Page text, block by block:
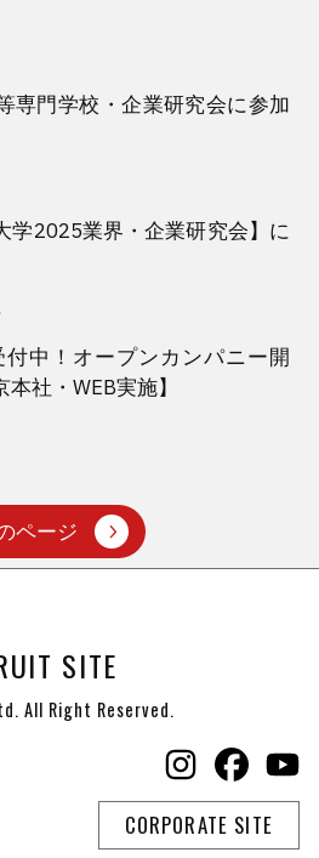
門学校・企業研究会に参加
学2025業界・企業研究会】に
中！オープンカンパニー開
社・WEB実施】
ページ
SITE
All Right Reserved.
CORPORATE SITE